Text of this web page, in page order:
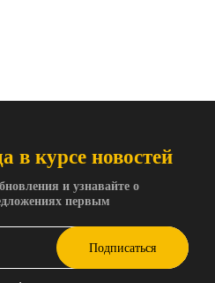
в курсе новостей
и узнавайте о
первым
Подписаться